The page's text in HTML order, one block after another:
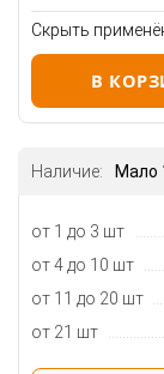
Скрыть
В
Наличие: Мало
от 1 до 3 шт
от 4 до 10 шт
от 11 до 20 шт
от 21 шт